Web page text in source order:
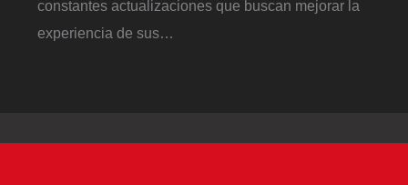
constantes actualizaciones que buscan mejorar la
experiencia de sus…